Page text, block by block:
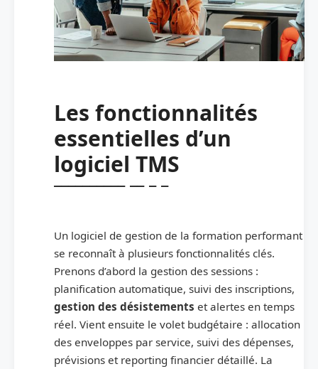
Les fonctionnalités
essentielles d’un
logiciel TMS
Un logiciel de gestion de la formation performant
se reconnaît à plusieurs fonctionnalités clés.
Prenons d’abord la gestion des sessions :
planification automatique, suivi des inscriptions,
gestion des désistements et alertes en temps
réel. Vient ensuite le volet budgétaire : allocation
des enveloppes par service, suivi des dépenses,
prévisions et reporting financier détaillé. La